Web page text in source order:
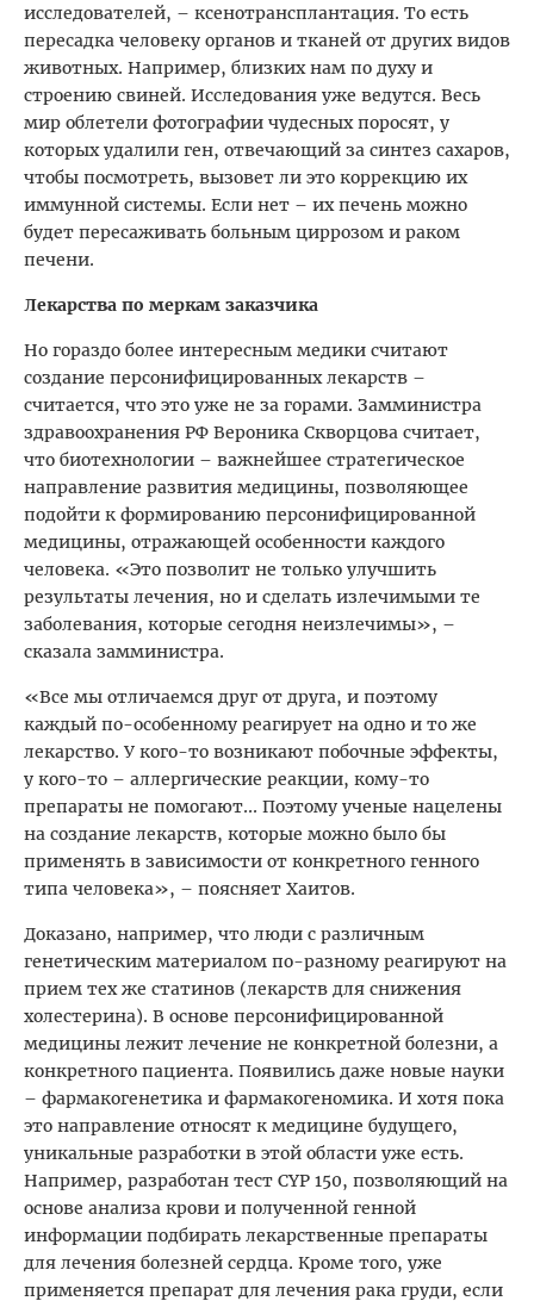
исследователей, – ксенотрансплантация. То есть
пересадка человеку органов и тканей от других видов
животных. Например, близких нам по духу и
строению свиней. Исследования уже ведутся. Весь
мир облетели фотографии чудесных поросят, у
которых удалили ген, отвечающий за синтез сахаров,
чтобы посмотреть, вызовет ли это коррекцию их
иммунной системы. Если нет – их печень можно
будет пересаживать больным циррозом и раком
печени.
Лекарства по меркам заказчика
Но гораздо более интересным медики считают
создание персонифицированных лекарств –
считается, что это уже не за горами. Замминистра
здравоохранения РФ Вероника Скворцова считает,
что биотехнологии – важнейшее стратегическое
направление развития медицины, позволяющее
подойти к формированию персонифицированной
медицины, отражающей особенности каждого
человека. «Это позволит не только улучшить
результаты лечения, но и сделать излечимыми те
заболевания, которые сегодня неизлечимы», –
сказала замминистра.
«Все мы отличаемся друг от друга, и поэтому
каждый по-особенному реагирует на одно и то же
лекарство. У кого-то возникают побочные эффекты,
у кого-то – аллергические реакции, кому-то
препараты не помогают... Поэтому ученые нацелены
на создание лекарств, которые можно было бы
применять в зависимости от конкретного генного
типа человека», – поясняет Хаитов.
Доказано, например, что люди с различным
генетическим материалом по-разному реагируют на
прием тех же статинов (лекарств для снижения
холестерина). В основе персонифицированной
медицины лежит лечение не конкретной болезни, а
конкретного пациента. Появились даже новые науки
– фармакогенетика и фармакогеномика. И хотя пока
это направление относят к медицине будущего,
уникальные разработки в этой области уже есть.
Например, разработан тест CYP 150, позволяющий на
основе анализа крови и полученной генной
информации подбирать лекарственные препараты
для лечения болезней сердца. Кроме того, уже
применяется препарат для лечения рака груди, если